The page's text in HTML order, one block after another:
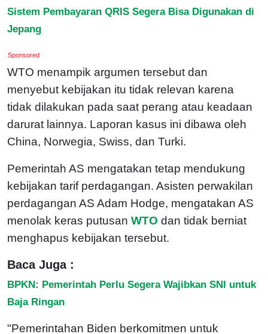
Sistem Pembayaran QRIS Segera Bisa Digunakan di
Jepang
Sponsored
WTO menampik argumen tersebut dan
menyebut kebijakan itu tidak relevan karena
tidak dilakukan pada saat perang atau keadaan
darurat lainnya. Laporan kasus ini dibawa oleh
China, Norwegia, Swiss, dan Turki.
Pemerintah AS mengatakan tetap mendukung
kebijakan tarif perdagangan. Asisten perwakilan
perdagangan AS Adam Hodge, mengatakan AS
menolak keras putusan WTO dan tidak berniat
menghapus kebijakan tersebut.
Baca Juga :
BPKN: Pemerintah Perlu Segera Wajibkan SNI untuk
Baja Ringan
"Pemerintahan Biden berkomitmen untuk